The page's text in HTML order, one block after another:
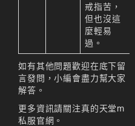
戒指苦，
但也沒這
麼輕易
過。
如有其他問題歡迎在底下留
言發問，小編會盡力幫大家
解答。
更多資訊請關注真的天堂m
私服官網。